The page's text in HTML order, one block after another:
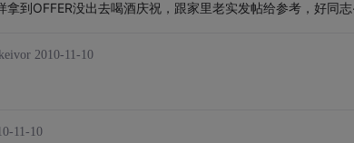
拿到OFFER没出去喝酒庆祝，跟家里老实发帖给参考，好同
2010-11-10
11-10